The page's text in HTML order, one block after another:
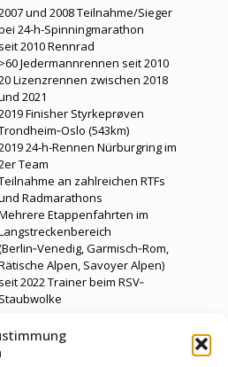
und 2008 Teilnahme/Sieger
24-h-Spinningmarathon
seit 2010 Rennrad
>60 Jedermannrennen seit 2010
Lizenzrennen zwischen 2018
2021
Finisher Styrkeprøven
(543km)
24-h-Rennen Nürburgring im
Team
an zahlreichen RTFs
Radmarathons
Etappenfahrten im
Garmisch‐Rom,
Alpen, Savoyer Alpen)
seit 2022 Trainer beim RSV‐
Staubwolke
losfahren und gemeinsam
– und jedem